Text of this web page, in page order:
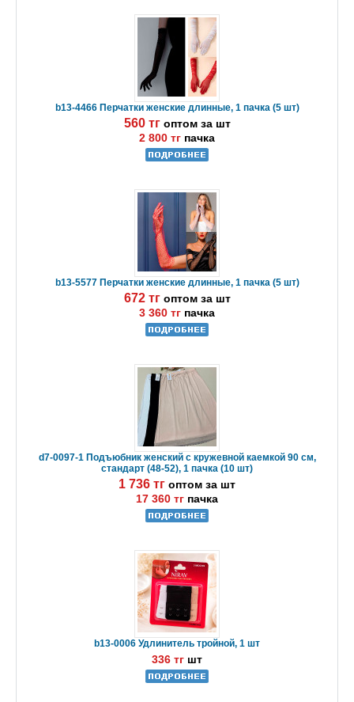
b13-4466 Перчатки женские длинные, 1 пачка (5 шт)
560 тг оптом за шт
2 800 тг пачка
b13-5577 Перчатки женские длинные, 1 пачка (5 шт)
672 тг оптом за шт
3 360 тг пачка
d7-0097-1 Подъюбник женский с кружевной каемкой 90 см,
стандарт (48-52), 1 пачка (10 шт)
1 736 тг оптом за шт
17 360 тг пачка
b13-0006 Удлинитель тройной, 1 шт
336 тг шт